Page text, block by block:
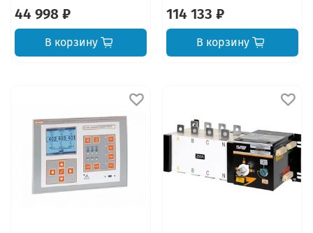
44 998 ₽
В корзину
114 133 ₽
В корзину